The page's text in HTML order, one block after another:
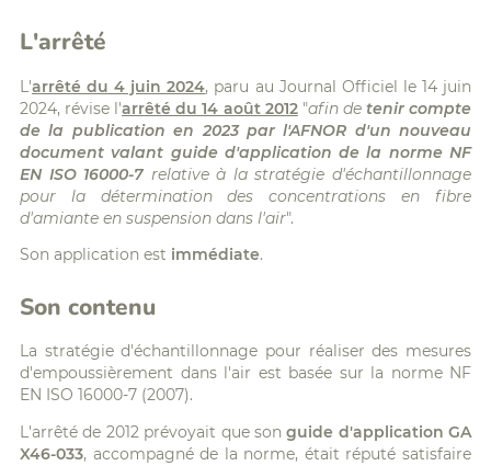
L'arrêté
L'arrêté du 4 juin 2024, paru au Journal Officiel le 14 juin
2024, révise l'arrêté du 14 août 2012"afin de tenir compte
de la publication en 2023 par l'AFNOR d'un nouveau
document valant guide d'application de la norme NF
EN ISO 16000-7 relative à la stratégie d'échantillonnage
pour la détermination des concentrations en fibre
d'amiante en suspension dans l'air".
Son application est immédiate.
Son contenu
La stratégie d'échantillonnage pour réaliser des mesures
d'empoussièrement dans l'air est basée sur la norme NF
EN ISO 16000-7 (2007).
L'arrêté de 2012 prévoyait que songuide d'application GA
X46-033, accompagné de la norme, était réputé satisfaire